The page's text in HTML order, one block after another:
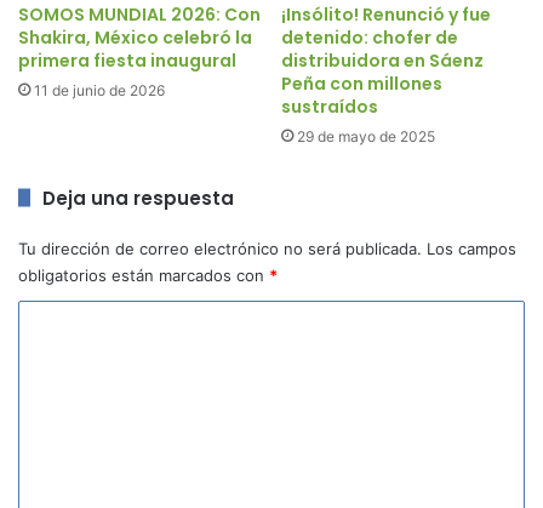
SOMOS MUNDIAL 2026: Con
Shakira, México celebró la
primera fiesta inaugural
11 de junio de 2026
¡Insólito! Renunció y fue
detenido: chofer de
distribuidora en Sáenz
Peña con millones
sustraídos
29 de mayo de 2025
Deja una respuesta
Tu dirección de correo electrónico no será publicada. Los campos
obligatorios están marcados con *